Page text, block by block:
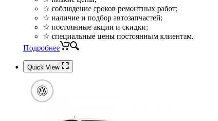
☆ соблюдение сроков ремонтных работ;
☆ наличие и подбор автозапчастей;
☆ постоянные акции и скидки;
☆ специальные цены постоянным клиентам.
Подробнее
Quick View